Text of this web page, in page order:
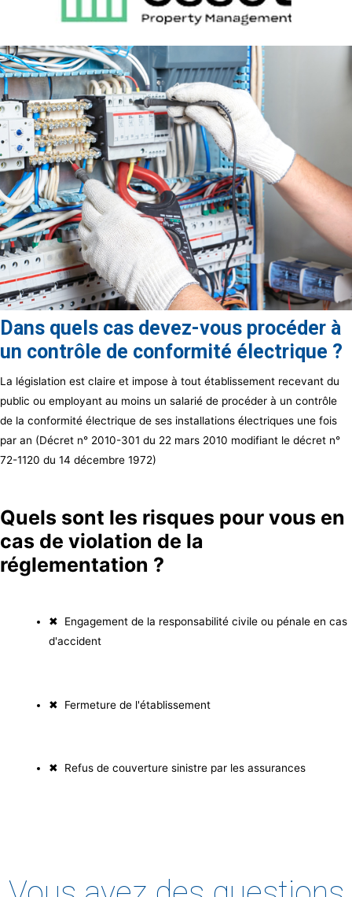
Dans quels cas devez-vous procéder à
un contrôle de conformité électrique ?
La législation est claire et impose à tout établissement recevant du
public ou employant au moins un salarié de procéder à un contrôle
de la conformité électrique de ses installations électriques une fois
par an (Décret n° 2010-301 du 22 mars 2010 modifiant le décret n°
72-1120 du 14 décembre 1972)
Quels sont les risques pour vous en
cas de violation de la
réglementation ?
✖ Engagement de la responsabilité civile ou pénale en cas
d'accident
✖ Fermeture de l'établissement
✖ Refus de couverture sinistre par les assurances